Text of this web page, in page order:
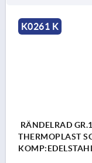
K0261 K
RÄNDELRAD
THERMOPLAST